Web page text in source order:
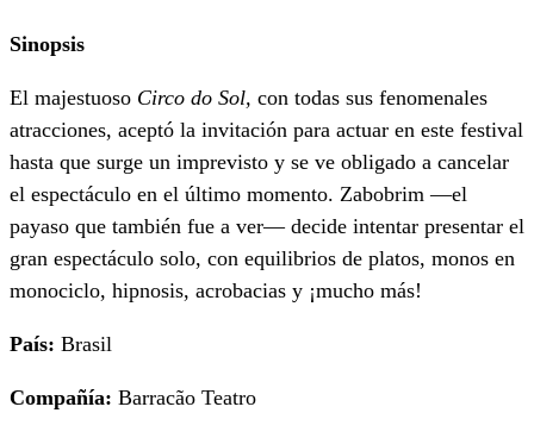
Sinopsis
El majestuoso Circo do Sol, con todas sus fenomenales
atracciones, aceptó la invitación para actuar en este festival
hasta que surge un imprevisto y se ve obligado a cancelar
el espectáculo en el último momento. Zabobrim —el
payaso que también fue a ver— decide intentar presentar el
gran espectáculo solo, con equilibrios de platos, monos en
monociclo, hipnosis, acrobacias y ¡mucho más!
País: Brasil
Compañía: Barracão Teatro